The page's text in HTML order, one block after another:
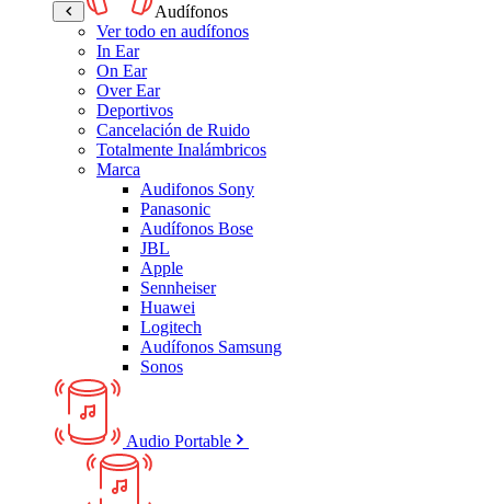
Audífonos
Ver todo en audífonos
In Ear
On Ear
Over Ear
Deportivos
Cancelación de Ruido
Totalmente Inalámbricos
Marca
Audifonos Sony
Panasonic
Audífonos Bose
JBL
Apple
Sennheiser
Huawei
Logitech
Audífonos Samsung
Sonos
Audio Portable